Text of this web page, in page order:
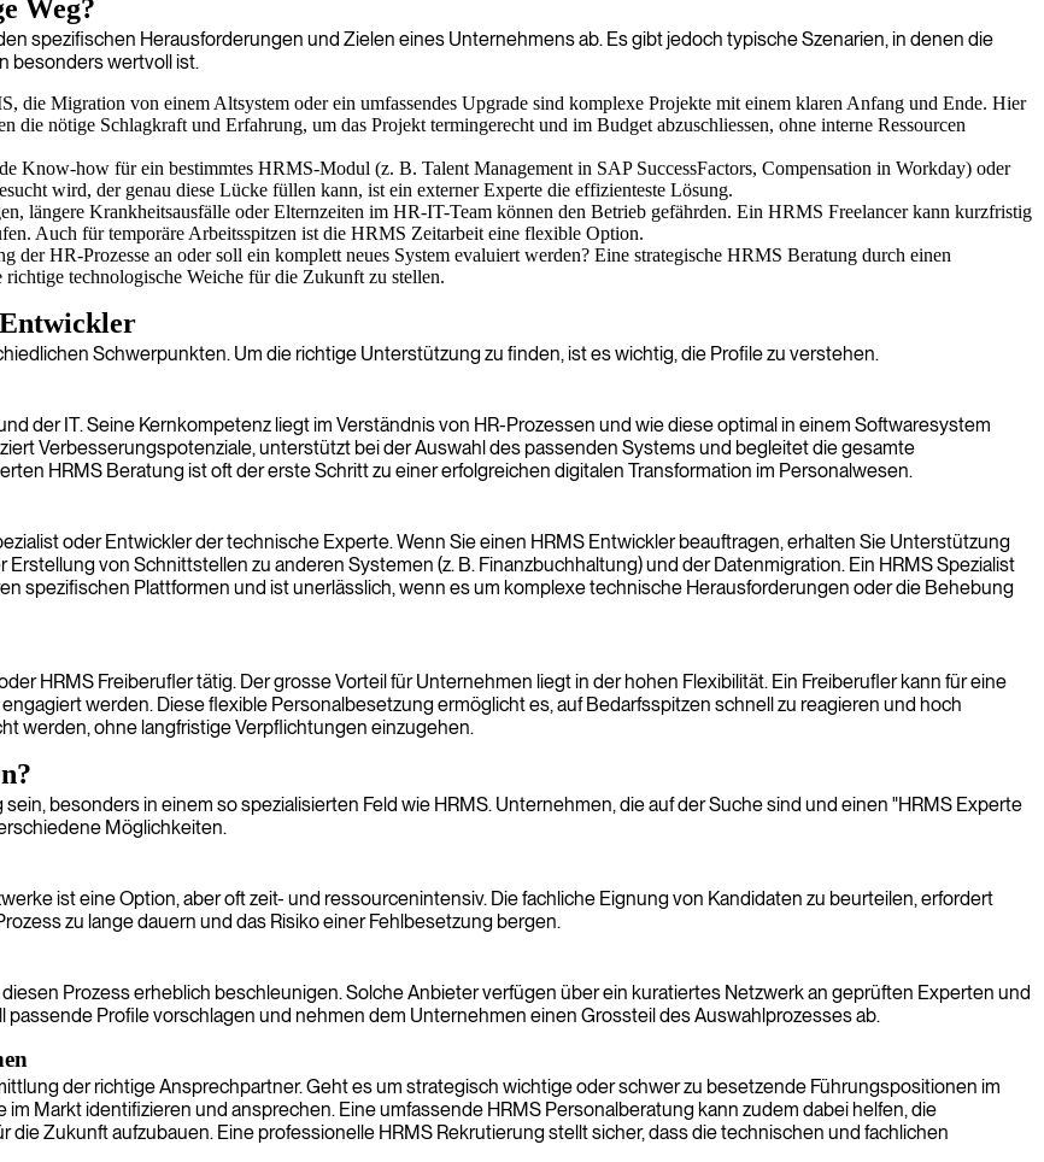
Weg?
spezifischen Herausforderungen und Zielen eines Unternehmens ab. Es gibt jedoch typische Szenarien, in denen die
besonders wertvoll ist.
die Migration von einem Altsystem oder ein umfassendes Upgrade sind komplexe Projekte mit einem klaren Anfang und Ende. Hier
die nötige Schlagkraft und Erfahrung, um das Projekt termingerecht und im Budget abzuschliessen, ohne interne Ressourcen
Know-how für ein bestimmtes HRMS-Modul (z. B. Talent Management in SAP SuccessFactors, Compensation in Workday) oder
wird, der genau diese Lücke füllen kann, ist ein externer Experte die effizienteste Lösung.
längere Krankheitsausfälle oder Elternzeiten im HR-IT-Team können den Betrieb gefährden. Ein HRMS Freelancer kann kurzfristig
Auch für temporäre Arbeitsspitzen ist die HRMS Zeitarbeit eine flexible Option.
der HR-Prozesse an oder soll ein komplett neues System evaluiert werden? Eine strategische HRMS Beratung durch einen
technologische Weiche für die Zukunft zu stellen.
Schwerpunkten. Um die richtige Unterstützung zu finden, ist es wichtig, die Profile zu verstehen.
der IT. Seine Kernkompetenz liegt im Verständnis von HR-Prozessen und wie diese optimal in einem Softwaresystem
Verbesserungspotenziale, unterstützt bei der Auswahl des passenden Systems und begleitet die gesamte
HRMS Beratung ist oft der erste Schritt zu einer erfolgreichen digitalen Transformation im Personalwesen.
oder Entwickler der technische Experte. Wenn Sie einen HRMS Entwickler beauftragen, erhalten Sie Unterstützung
von Schnittstellen zu anderen Systemen (z. B. Finanzbuchhaltung) und der Datenmigration. Ein HRMS Spezialist
spezifischen Plattformen und ist unerlässlich, wenn es um komplexe technische Herausforderungen oder die Behebung
HRMS Freiberufler tätig. Der grosse Vorteil für Unternehmen liegt in der hohen Flexibilität. Ein Freiberufler kann für eine
werden. Diese flexible Personalbesetzung ermöglicht es, auf Bedarfsspitzen schnell zu reagieren und hoch
werden, ohne langfristige Verpflichtungen einzugehen.
besonders in einem so spezialisierten Feld wie HRMS. Unternehmen, die auf der Suche sind und einen "HRMS Experte
Möglichkeiten.
ist eine Option, aber oft zeit- und ressourcenintensiv. Die fachliche Eignung von Kandidaten zu beurteilen, erfordert
zu lange dauern und das Risiko einer Fehlbesetzung bergen.
Prozess erheblich beschleunigen. Solche Anbieter verfügen über ein kuratiertes Netzwerk an geprüften Experten und
Profile vorschlagen und nehmen dem Unternehmen einen Grossteil des Auswahlprozesses ab.
der richtige Ansprechpartner. Geht es um strategisch wichtige oder schwer zu besetzende Führungspositionen im
Markt identifizieren und ansprechen. Eine umfassende HRMS Personalberatung kann zudem dabei helfen, die
Zukunft aufzubauen. Eine professionelle HRMS Rekrutierung stellt sicher, dass die technischen und fachlichen